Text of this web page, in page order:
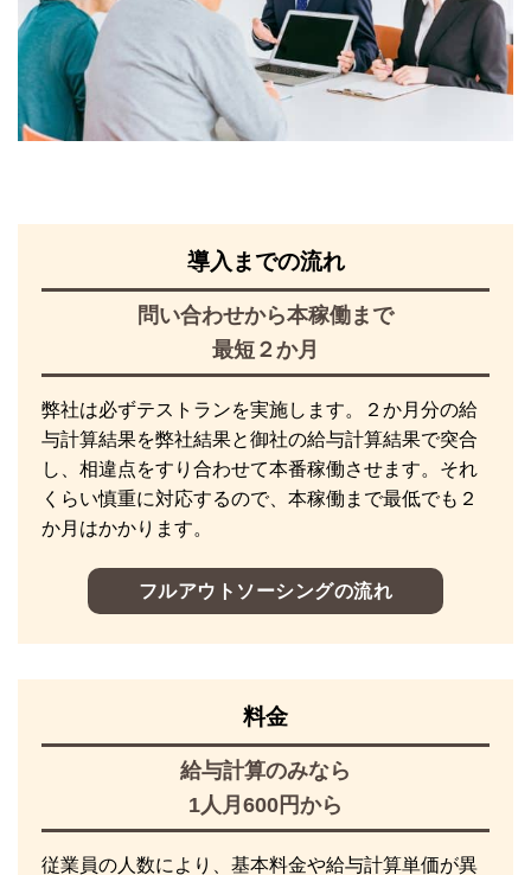
導入までの流れ
問い合わせから本稼働まで
最短２か月
弊社は必ずテストランを実施します。２か月分の給
与計算結果を弊社結果と御社の給与計算結果で突合
し、相違点をすり合わせて本番稼働させます。それ
くらい慎重に対応するので、本稼働まで最低でも２
か月はかかります。
フルアウトソーシングの流れ
料金
給与計算のみなら
1人月600円から
従業員の人数により、基本料金や給与計算単価が異